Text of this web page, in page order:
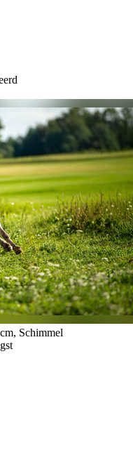
Schimmel